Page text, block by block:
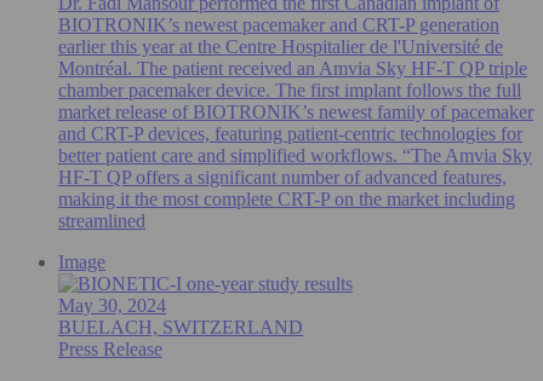
BIOTRONIK’s newest pacemaker and CRT-P generation
earlier this year at the Centre Hospitalier de l'Université de
Montréal. The patient received an Amvia Sky HF-T QP triple
chamber pacemaker device. The first implant follows the full
market release of BIOTRONIK’s newest family of pacemaker
and CRT-P devices, featuring patient-centric technologies for
better patient care and simplified workflows. “The Amvia Sky
HF-T QP offers a significant number of advanced features,
making it the most complete CRT-P on the market including
streamlined
Image
May 30, 2024
BUELACH, SWITZERLAND
Press Release